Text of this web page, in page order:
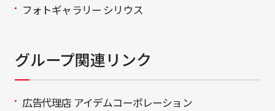
フォトギャラリー シリウス
グループ関連リンク
広告代理店 アイデムコーポレーション